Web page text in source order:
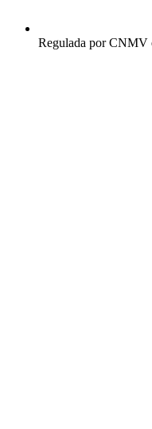
Regulada por CNMV